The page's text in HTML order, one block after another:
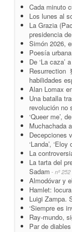
Cada minuto
Los lunes al
La Grazia
presidencia
Simón 2026,
Poesía
De ‘La caza’
Resurrection
habilidades
Alan Lomax
Una batalla
revolución no
‘Queer me’,
Muchachada
Decepciones
‘Landa’,
La
La tarta del
Sadam - nº 252
Almodóvar y
Hamlet:
Luigi Zampa.
‘Siempre es
Ray-mundo,
Par de diables